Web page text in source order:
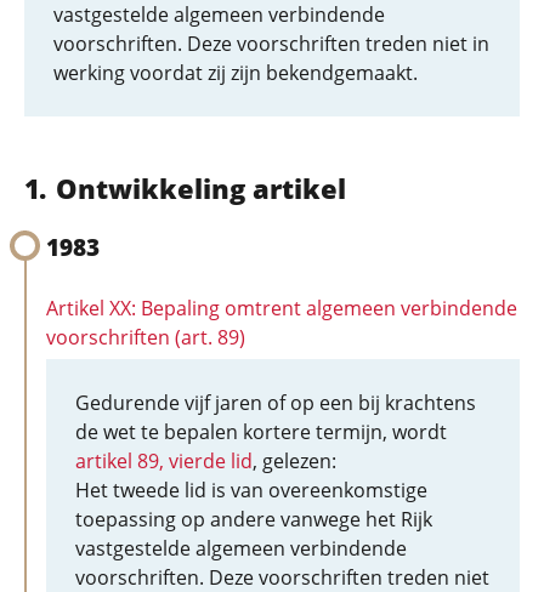
vastgestelde algemeen verbindende
voorschriften. Deze voorschriften treden niet in
werking voordat zij zijn bekendgemaakt.
Ontwikkeling artikel
1983
Artikel XX: Bepaling omtrent algemeen verbindende
voorschriften (art. 89)
Gedurende vijf jaren of op een bij krachtens
de wet te bepalen kortere termijn, wordt
artikel 89, vierde lid, gelezen:
Het tweede lid is van overeenkomstige
toepassing op andere vanwege het Rijk
vastgestelde algemeen verbindende
voorschriften. Deze voorschriften treden niet